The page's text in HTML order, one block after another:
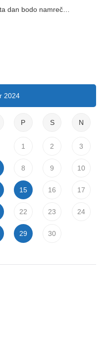
dan bodo namreč…
2024
P S N
1 2 3
8 9 10
15 16 17
22 23 24
29 30